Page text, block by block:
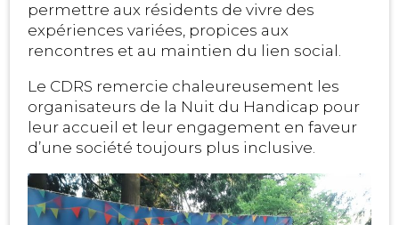
permettre aux résidents de vivre des
expériences variées, propices aux
rencontres et au maintien du lien social.
Le CDRS remercie chaleureusement les
organisateurs de la Nuit du Handicap pour
leur accueil et leur engagement en faveur
d’une société toujours plus inclusive.